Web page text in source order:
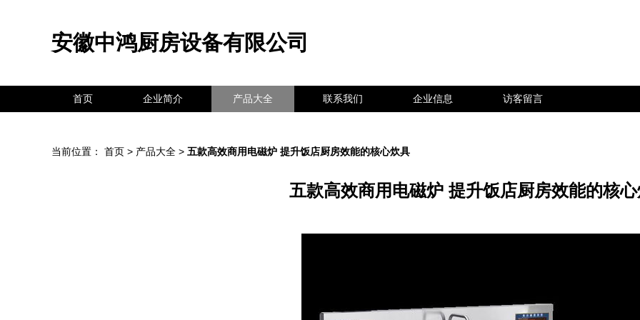
安徽中鸿厨房设备有限公司
首页 企业简介 产品大全 联系我们 企业信息 访客留言
当前位置： 首页 > 产品大全 > 五款高效商用电磁炉 提升饭店厨房效能的核心炊具
五款高效商用电磁炉 提升饭店厨房效能的核